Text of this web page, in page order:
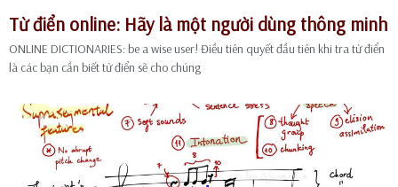
Từ điển online: Hãy là một người dùng thông minh
ONLINE DICTIONARIES: be a wise user! Điều tiên quyết đầu tiên khi tra từ điển
là các bạn cần biết từ điển sẽ cho chúng